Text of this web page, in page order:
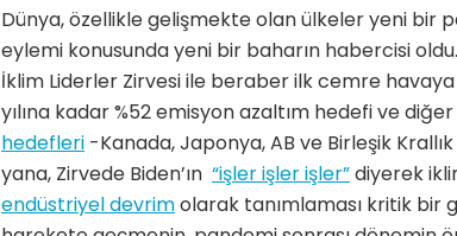
Dünya, özellikle gelişmekte olan ülkeler yeni bir
eylemi konusunda yeni bir baharın habercisi oldu.
İklim Liderler Zirvesi ile beraber ilk cemre havaya
yılına kadar %52 emisyon azaltım hedefi ve
hedefleri -Kanada, Japonya, AB ve Birleşik
yana, Zirvede Biden’ın “işler işler işler”diyerek
endüstriyel devrimolarak tanımlaması kritik bir